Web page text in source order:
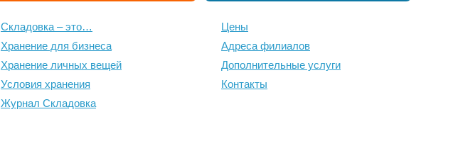
Складовка – это…
Хранение для бизнеса
Хранение личных вещей
Условия хранения
Журнал Складовка
Цены
Адреса филиалов
Дополнительные услуги
Контакты